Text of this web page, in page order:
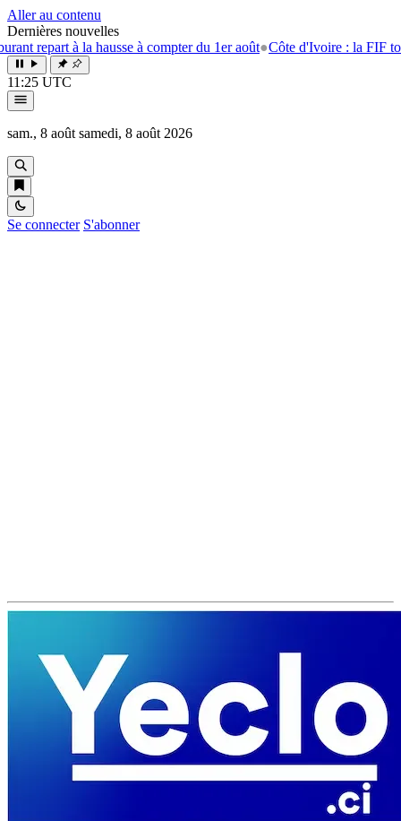
Aller au contenu
Dernières nouvelles
à la hausse à compter du 1er août●Côte d'Ivoire : la FIF tourne
11:25 UTC
sam., 8 août samedi, 8 août 2026
Se connecter S'abonner